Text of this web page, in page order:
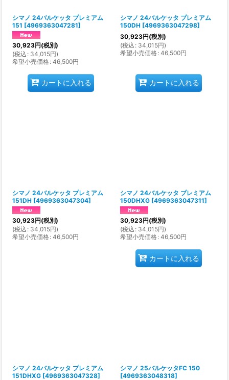
シマノ 24バルケッタ プレミアム
151 [4969363047281]
30,923円(税別)
(税込 : 34,015円)
希望小売価格: 46,500円
カートに入れる
シマノ 24バルケッタ プレミアム
150DH [4969363047298]
30,923円(税別)
(税込 : 34,015円)
希望小売価格: 46,500円
カートに入れる
シマノ 24バルケッタ プレミアム
151DH [4969363047304]
30,923円(税別)
(税込 : 34,015円)
希望小売価格: 46,500円
シマノ 24バルケッタ プレミアム
150DHXG [4969363047311]
30,923円(税別)
(税込 : 34,015円)
希望小売価格: 46,500円
カートに入れる
シマノ 24バルケッタ プレミアム
151DHXG [4969363047328]
シマノ 25バルケッタFC 150
[4969363048318]